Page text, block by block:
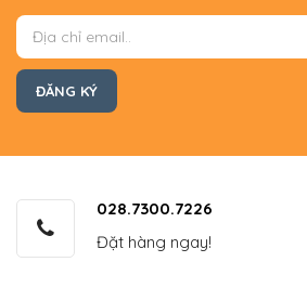
028.7300.7226
Đặt hàng ngay!